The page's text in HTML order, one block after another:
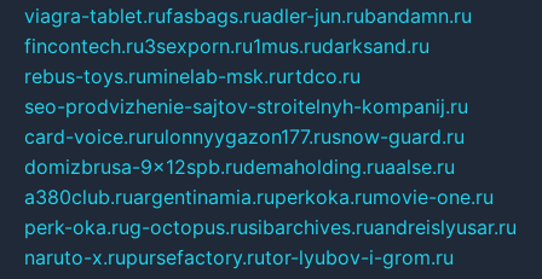
viagra-tablet.rufasbags.ruadler-jun.rubandamn.ru
fincontech.ru3sexporn.ru1mus.rudarksand.ru
rebus-toys.ruminelab-msk.rurtdco.ru
seo-prodvizhenie-sajtov-stroitelnyh-kompanij.ru
card-voice.rurulonnyygazon177.rusnow-guard.ru
domizbrusa-9x12spb.rudemaholding.ruaalse.ru
a380club.ruargentinamia.ruperkoka.rumovie-one.ru
perk-oka.rug-octopus.rusibarchives.ruandreislyusar.ru
naruto-x.rupursefactory.rutor-lyubov-i-grom.ru